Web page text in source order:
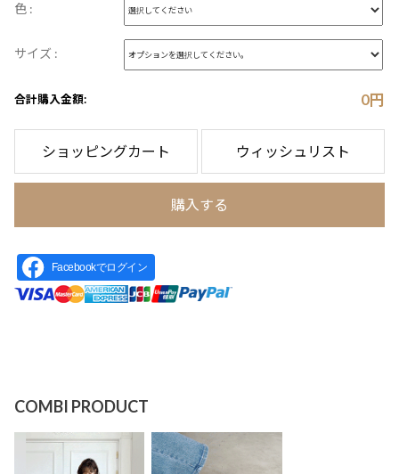
色 :
サイズ :
合計購入金額: 0円
ショッピングカート ウィッシュリスト
購入する
Facebookでログイン
COMBI PRODUCT